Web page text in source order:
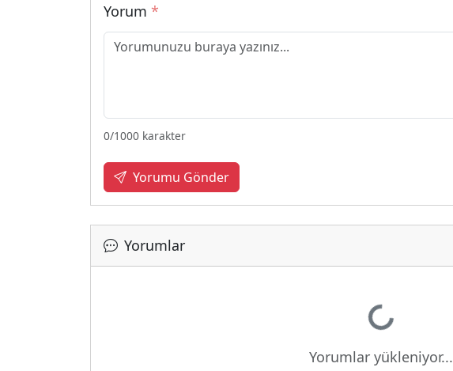
Yorum *
0/1000 karakter
Yorumu Gönder
Yorumlar
Yükleniyor...
Yorumlar yükleniyor...